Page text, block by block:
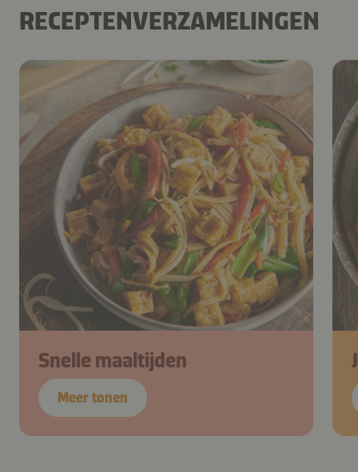
RECEPTENVERZAMELINGEN
Snelle maaltijden
Meer tonen